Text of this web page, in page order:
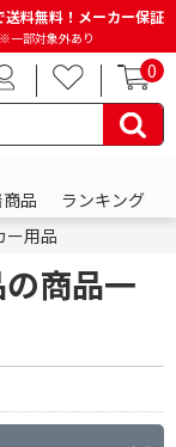
料無料！メーカー保証
※一部対象外あり
0
品
ランキング
ー用品
商品一